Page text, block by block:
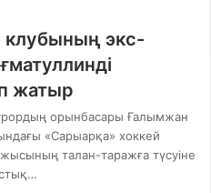
клубының экс-
жатыр
орынбасары Ғалымжан
«Сарыарқа» хоккей
талан-таражға түсуіне